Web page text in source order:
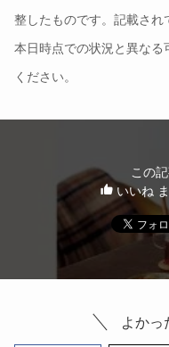
整したものです。記載され
本日時点での状況と異な
ください。
この
いいね
よかっ